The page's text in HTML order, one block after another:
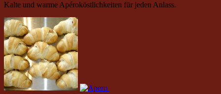
Kalte und warme Apéroköstlichkeiten für jeden Anlass.